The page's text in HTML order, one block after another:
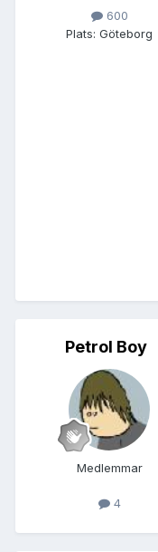
600
Plats: Göteborg
Petrol Boy
Medlemmar
4